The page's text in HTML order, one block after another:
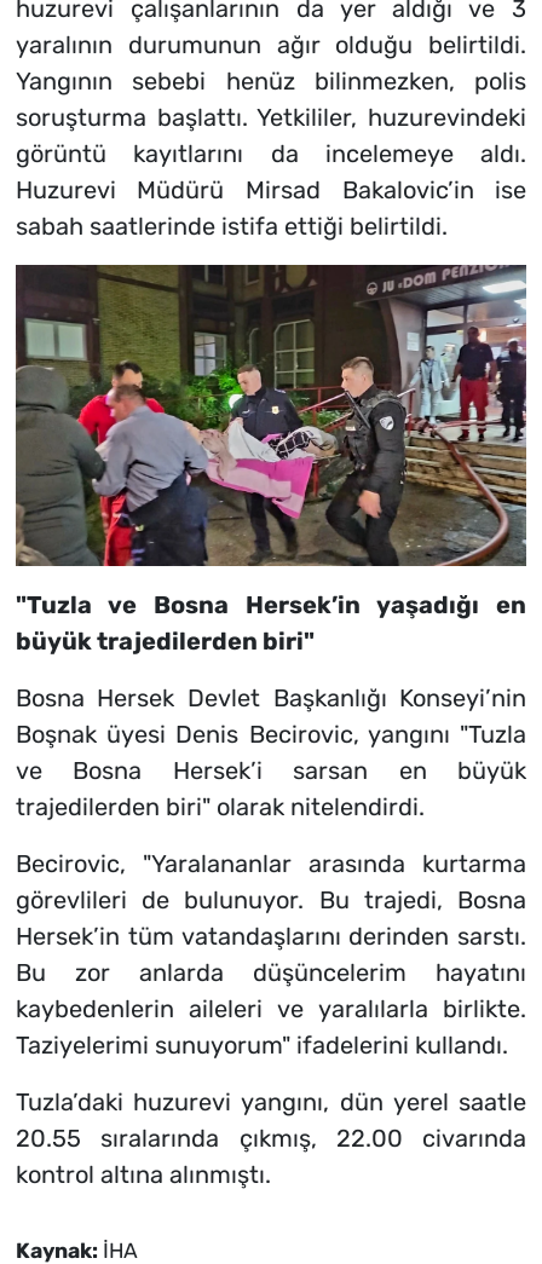
huzurevi çalışanlarının da yer aldığı ve 3
yaralının durumunun ağır olduğu belirtildi.
Yangının sebebi henüz bilinmezken, polis
soruşturma başlattı. Yetkililer, huzurevindeki
görüntü kayıtlarını da incelemeye aldı.
Huzurevi Müdürü Mirsad Bakalovic’in ise
sabah saatlerinde istifa ettiği belirtildi.
"Tuzla ve Bosna Hersek’in yaşadığı en
büyük trajedilerden biri"
Bosna Hersek Devlet Başkanlığı Konseyi’nin
Boşnak üyesi Denis Becirovic, yangını "Tuzla
ve Bosna Hersek’i sarsan en büyük
trajedilerden biri" olarak nitelendirdi.
Becirovic, "Yaralananlar arasında kurtarma
görevlileri de bulunuyor. Bu trajedi, Bosna
Hersek’in tüm vatandaşlarını derinden sarstı.
Bu zor anlarda düşüncelerim hayatını
kaybedenlerin aileleri ve yaralılarla birlikte.
Taziyelerimi sunuyorum" ifadelerini kullandı.
Tuzla’daki huzurevi yangını, dün yerel saatle
20.55 sıralarında çıkmış, 22.00 civarında
kontrol altına alınmıştı.
Kaynak: İHA